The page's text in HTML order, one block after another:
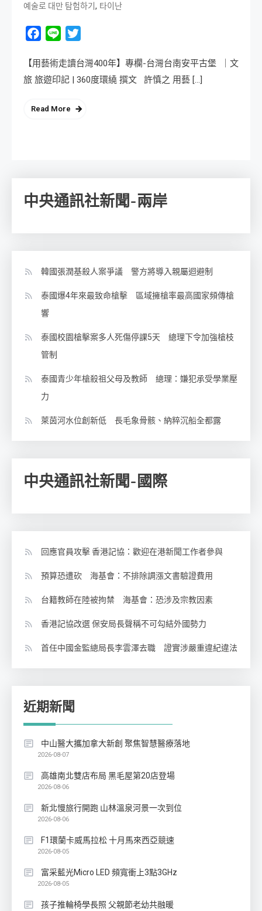
예술로 대만 탐험하기 , 타이난
Facebook
Line
【用藝術走讀台灣400年】專欄-台灣台南安平古堡 ｜文
旅 旅遊印記 | 360度環繞 撰文 許慎之 用藝 […]
Read More
中央通訊社新聞-兩岸
韓國張潤基殺人案爭議 警方將導入親屬迴避制
泰國爆4年來最致命槍擊 區域擁槍率最高國家頻傳槍
響
泰國校園槍擊案多人死傷停課5天 總理下令加強槍枝
管制
泰國青少年槍殺祖父母及教師 總理：嫌犯承受學業壓
力
萊茵河水位創新低 長毛象骨骸、納粹沉船全都露
中央通訊社新聞-國際
回應官員攻擊 香港記協：歡迎在港新聞工作者參與
預算恐遭砍 海基會：不排除調漲文書驗證費用
台籍教師在陸被拘禁 海基會：恐涉及宗教因素
香港記協改選 保安局長聲稱不可勾結外國勢力
首任中國金監總局長李雲澤去職 證實涉嚴重違紀違法
近期新聞
中山醫大攜加拿大新創 聚焦智慧醫療落地
2026-08-07
高雄南北雙店布局 黑毛屋第20店登場
2026-08-06
新北慢旅行開跑 山林溫泉河景一次到位
2026-08-06
F1環蘭卡威馬拉松 十月馬來西亞競速
2026-08-05
富采藍光Micro LED 頻寬衝上3點3GHz
2026-08-05
孩子推輪椅學長照 父親節老幼共融暖